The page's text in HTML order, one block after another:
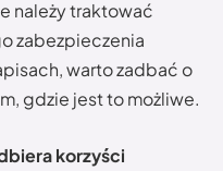
należy traktować
zabezpieczenia
warto zadbać o
gdzie jest to możliwe.
korzyści